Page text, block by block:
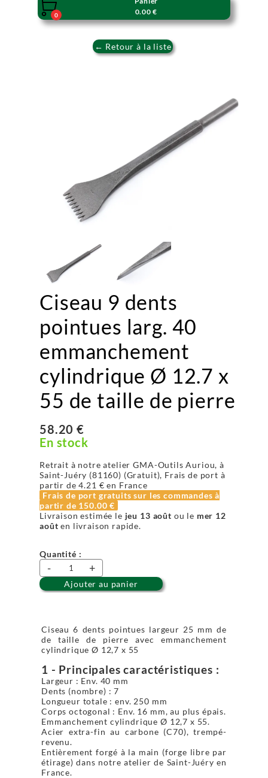

0
0.00 €
← Retour à la liste
Ciseau 9 dents
pointues larg. 40
emmanchement
cylindrique Ø 12.7 x
55 de taille de pierre
58.20 €
En stock
Retrait à notre atelier GMA-Outils Auriou, à
Saint-Juéry (81160) (Gratuit), Frais de port à
partir de4.21 € en France
Frais de port gratuits sur les commandes à
partir de 150.00 €
Livraison estimée le jeu 13 août ou le mer 12
août en livraison rapide.
Quantité :
- +
Ajouter au panier
Ciseau 6 dents pointues largeur 25 mm de
de taille de pierre avec emmanchement
cylindrique Ø 12,7 x 55
1 - Principales caractéristiques :
Largeur : Env. 40 mm
Dents (nombre) : 7
Longueur totale : env. 250 mm
Corps octogonal : Env. 16 mm, au plus épais.
Emmanchement cylindrique Ø 12,7 x 55.
Acier extra-fin au carbone (C70), trempé-
revenu.
Entièrement forgé à la main (forge libre par
étirage) dans notre atelier de Saint-Juéry en
France.